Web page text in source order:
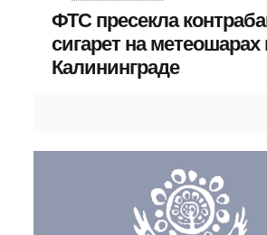
ФТС пресекла
сигарет на метеошарах
Калининграде